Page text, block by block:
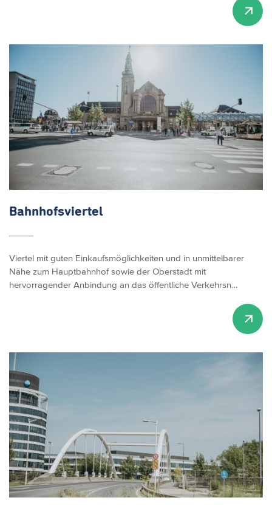
Bahnhofsviertel
Viertel mit guten Einkaufsmöglichkeiten und in unmittelbarer
Nähe zum Hauptbahnhof sowie der Oberstadt mit
hervorragender Anbindung an das öffentliche Verkehrsn…